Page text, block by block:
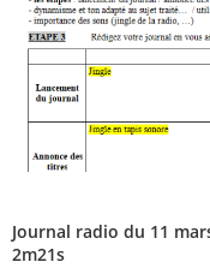
Journal radio du 11
2m21s